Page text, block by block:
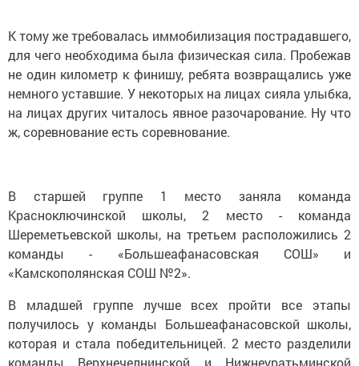
К тому же требовалась иммобилизация пострадавшего,
для чего необходима была физическая сила. Пробежав
не один километр к финишу, ребята возвращались уже
немного уставшие. У некоторых на лицах сияла улыбка,
на лицах других читалось явное разочарование. Ну что
ж, соревнование есть соревнование.
В старшей группе 1 место заняла команда
Красноключинской школы, 2 место - команда
Шереметьевской школы, на третьем расположились 2
команды - «Большеафанасовская СОШ» и
«Камскополянская СОШ №2».
В младшей группе лучше всех пройти все этапы
получилось у команды Большеафанасовской школы,
которая и стала победительницей. 2 место разделили